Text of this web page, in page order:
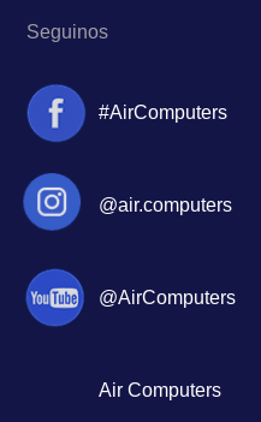
Seguinos
#AirComputers
@air.computers
@AirComputers
Air Computers